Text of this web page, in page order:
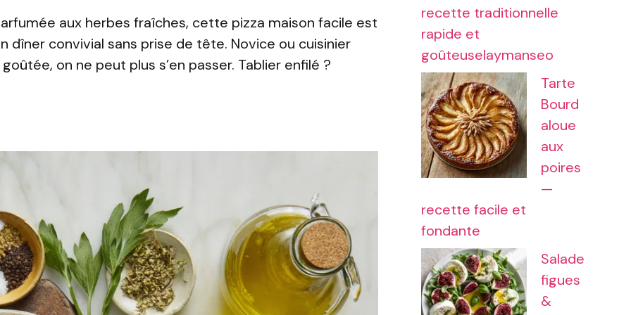
aux herbes fraîches, cette pizza maison facile est
dîner convivial sans prise de tête. Novice ou cuisinier
on ne peut plus s’en passer. Tablier enfilé ?
recette traditionnelle
rapide et
goûteuselaymanseo
Tarte
Bourd
aloue
aux
poires
—
recette facile et
fondante
Salade
figues
&